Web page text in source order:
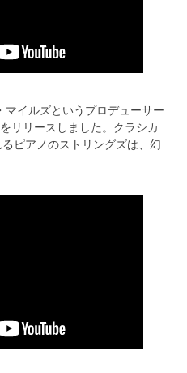
イルズというプロデューサー
リリースしました。クラシカ
ピアノのストリングズは、幻